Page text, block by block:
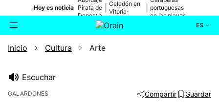
Hoy es noticia Pirata de
Donostia
Celedón en
Vitoria-
portuguesas
en las playas
ES
Buscador Actualidad
Inicio Cultura Arte
Escuchar
GALARDONES Compartir Guardar